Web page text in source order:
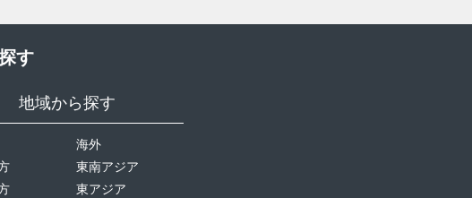
す
地域から探す
海外
東南アジア
東アジア